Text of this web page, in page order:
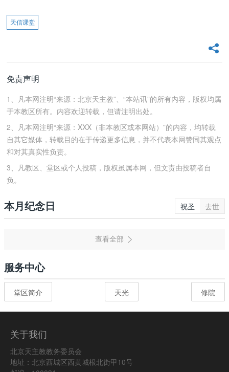
天信课堂
免责声明
1、凡本网注明“来源：北京天主教”、“本站讯”的所有内容，版权均属
于本教区所有。内容欢迎转载，但请注明出处。
2、凡本网注明“来源：XXX（非本教区或本网站）”的内容，均转载
自其它媒体，转载目的在于传递更多信息，并不代表本网赞同其观点
和对其真实性负责。
3、凡教区、堂区或个人投稿，版权虽属本网，但文责由投稿者自
负。
本月纪念日 祝圣 去世
服务中心
堂区简介 天光 修院
关于我们
北京天主教教务委员会
地址：北京西城区西黄城根北街甲10号